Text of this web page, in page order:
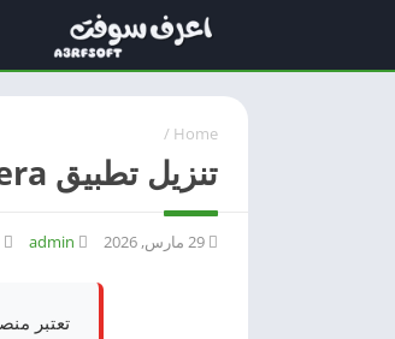
Home
/
تنزيل تطبيق Coursera لمتابعة الكورسات العالمية من الموبايل: المميزات والشرح
admin